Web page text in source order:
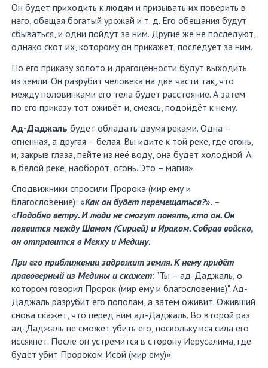
Он будет приходить к людям и призывать их поверить в
него, обещая богатый урожай и т. д. Его обещания будут
сбываться, и одни пойдут за ним. Другие же не последуют,
однако скот их, которому он прикажет, последует за ним.
По его приказу золото и драгоценности будут выходить
из земли. Он разрубит человека на две части так, что
между половинками его тела будет расстояние. А затем
по его приказу тот оживёт и, смеясь, подойдёт к нему.
Ад-Даджаль будет обладать двумя реками. Одна –
огненная, а другая – белая. Вы идите к той реке, где огонь,
и, закрыв глаза, пейте из неё воду, она будет холодной. А
в белой реке, наоборот, огонь. Это – магия».
Сподвижники спросили Пророка (мир ему и
благословение): «Как он будет перемещаться?». –
«Подобно ветру. И люди не смогут понять, кто он. Он
появится между Шамом (Сирией) и Ираком. Собрав войско,
он отправится в Мекку и Медину.
При его приближении задрожит земля. К нему придёт
правоверный из Медины и скажет: "Ты – ад-Даджаль, о
котором говорил Пророк (мир ему и благословение)". Ад-
Даджаль разрубит его пополам, а затем оживит. Оживший
снова скажет, что перед ним ад-Даджаль. Во второй раз
ад-Даджаль не сможет убить его, поскольку вся сила его
иссякнет. После он устремится в сторону Иерусалима, где
будет убит Пророком Исой (мир ему)».